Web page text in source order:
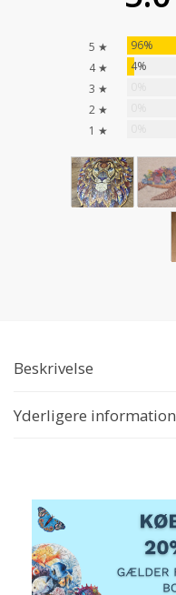
5 ★ 96%
4 ★
4%
3 ★
2 ★
1 ★
Beskrivelse
Yderligere information